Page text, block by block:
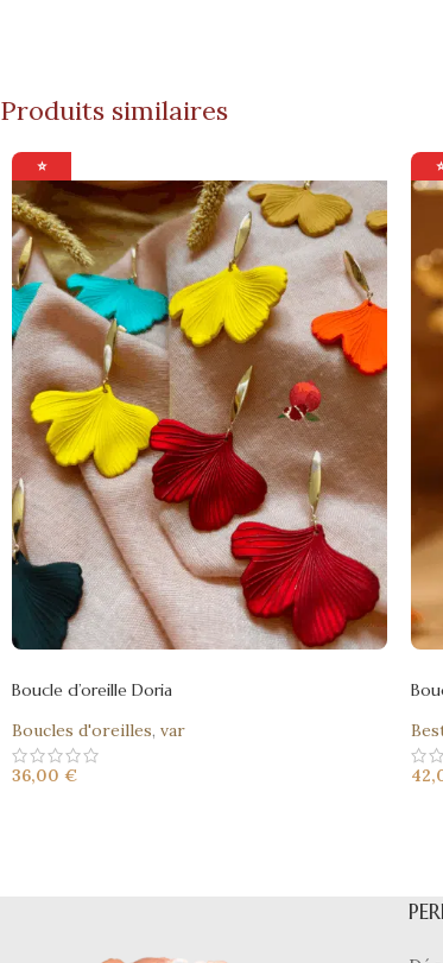
Produits similaires
⭐
Boucle d’oreille Doria
Boucles d'oreilles, var
36,00 €